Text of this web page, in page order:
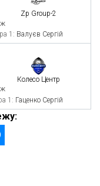
Zp Group-2
1: Валуєв Сергій
Колесо Центр
1: Гаценко Сергій